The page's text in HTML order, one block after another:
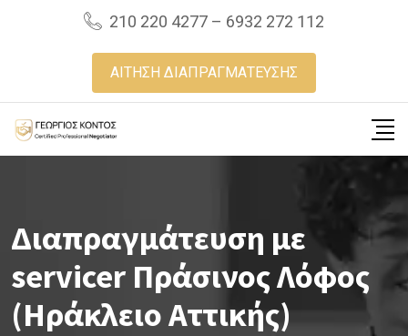
210 220 4277 – 6932 272 112
ΑΙΤΗΣΗ ΔΙΑΠΡΑΓΜΑΤΕΥΣΗΣ
Διαπραγμάτευση με
servicer Πράσινος Λόφος
(Ηράκλειο Αττικής)